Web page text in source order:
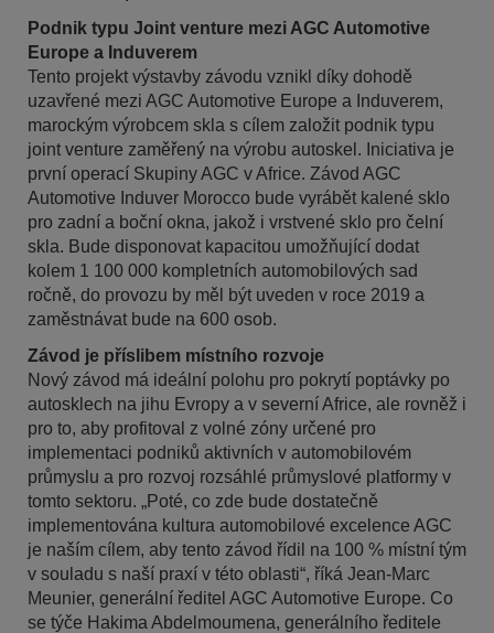
Podnik typu Joint venture mezi AGC Automotive
Europe a Induverem
Tento projekt výstavby závodu vznikl díky dohodě
uzavřené mezi AGC Automotive Europe a Induverem,
marockým výrobcem skla s cílem založit podnik typu
joint venture zaměřený na výrobu autoskel. Iniciativa je
první operací Skupiny AGC v Africe. Závod AGC
Automotive Induver Morocco bude vyrábět kalené sklo
pro zadní a boční okna, jakož i vrstvené sklo pro čelní
skla. Bude disponovat kapacitou umožňující dodat
kolem 1 100 000 kompletních automobilových sad
ročně, do provozu by měl být uveden v roce 2019 a
zaměstnávat bude na 600 osob.
Závod je příslibem místního rozvoje
Nový závod má ideální polohu pro pokrytí poptávky po
autosklech na jihu Evropy a v severní Africe, ale rovněž i
pro to, aby profitoval z volné zóny určené pro
implementaci podniků aktivních v automobilovém
průmyslu a pro rozvoj rozsáhlé průmyslové platformy v
tomto sektoru. „Poté, co zde bude dostatečně
implementována kultura automobilové excelence AGC
je naším cílem, aby tento závod řídil na 100 % místní tým
v souladu s naší praxí v této oblasti“, říká Jean-Marc
Meunier, generální ředitel AGC Automotive Europe. Co
se týče Hakima Abdelmoumena, generálního ředitele